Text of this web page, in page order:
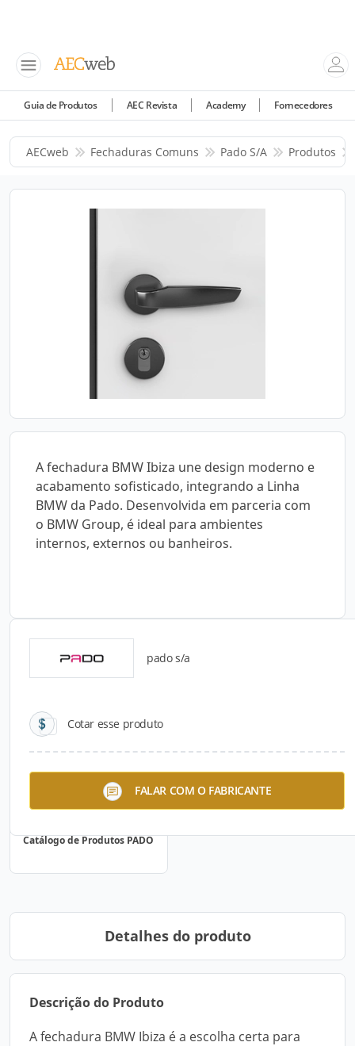
Guia de Produtos AEC Revista Academy Fornecedores
AECweb Fechaduras Comuns Pado S/a Produtos
A fechadura BMW Ibiza une design moderno e
acabamento sofisticado, integrando a Linha
BMW da Pado. Desenvolvida em parceria com
o BMW Group, é ideal para ambientes
internos, externos ou banheiros.
pado s/a
Cotar esse produto
FALAR COM O FABRICANTE
Catálogos para Download
Catálogo de Produtos PADO
Detalhes do produto
Descrição do Produto
A fechadura BMW Ibiza é a escolha certa para